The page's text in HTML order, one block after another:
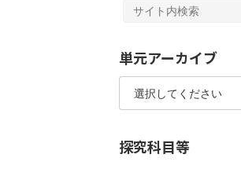
単元アーカイブ
探究科目等